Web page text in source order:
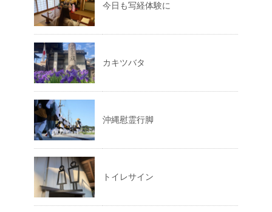
今日も写経体験に
カキツバタ
沖縄慰霊行脚
トイレサイン